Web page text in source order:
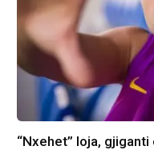
“Nxehet” loja,